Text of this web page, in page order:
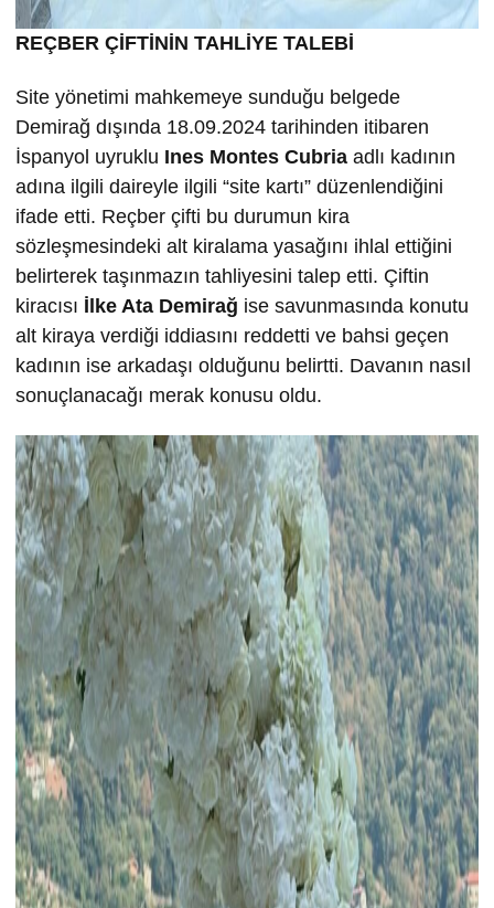
REÇBER ÇİFTİNİN TAHLİYE TALEBİ
Site yönetimi mahkemeye sunduğu belgede
Demirağ dışında 18.09.2024 tarihinden itibaren
İspanyol uyruklu Ines Montes Cubria adlı kadının
adına ilgili daireyle ilgili “site kartı” düzenlendiğini
ifade etti. Reçber çifti bu durumun kira
sözleşmesindeki alt kiralama yasağını ihlal ettiğini
belirterek taşınmazın tahliyesini talep etti. Çiftin
kiracısı İlke Ata Demirağ ise savunmasında konutu
alt kiraya verdiği iddiasını reddetti ve bahsi geçen
kadının ise arkadaşı olduğunu belirtti. Davanın nasıl
sonuçlanacağı merak konusu oldu.